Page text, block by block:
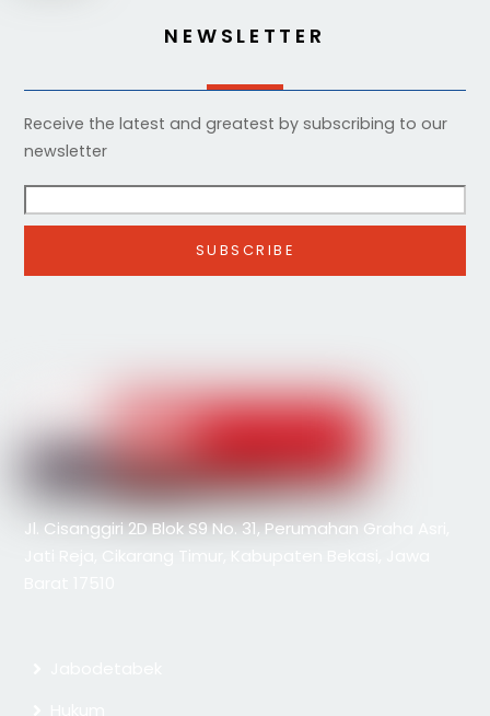
NEWSLETTER
Receive the latest and greatest by subscribing to our
newsletter
Jl. Cisanggiri 2D Blok S9 No. 31, Perumahan Graha Asri,
Jati Reja, Cikarang Timur, Kabupaten Bekasi, Jawa